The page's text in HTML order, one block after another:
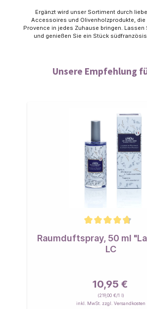
Ergänzt wird unser Sortiment durch
Accessoires und Olivenholzprodukte, die
Provence in jedes Zuhause bringen. Lassen
und genießen Sie ein Stück
Unsere Empfehlung
Raumduftspray, 50 ml
LC
10,95 €
(219,00 €/1 l)
inkl. MwSt. zzgl. Versandkosten